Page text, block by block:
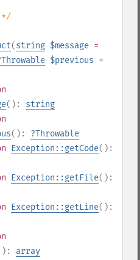
*/
(string $message =
Throwable $previous =
(): string
(): ?Throwable
Exception::getCode():
Exception::getFile():
Exception::getLine():
array